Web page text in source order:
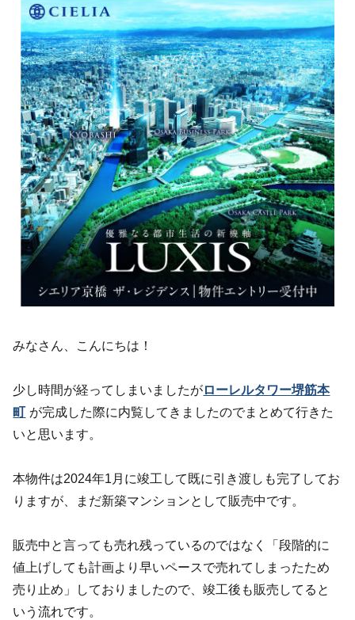
みなさん、こんにちは！
少し時間が経ってしまいましたがローレルタワー堺筋本
町 が完成した際に内覧してきましたのでまとめて行きた
いと思います。
本物件は2024年1月に竣工して既に引き渡しも完了してお
りますが、まだ新築マンションとして販売中です。
販売中と言っても売れ残っているのではなく「段階的に
値上げしても計画より早いペースで売れてしまったため
売り止め」しておりましたので、竣工後も販売してると
いう流れです。